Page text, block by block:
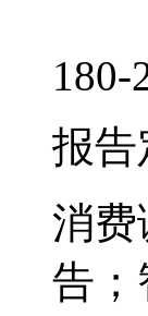
180-
报告
消费
告；